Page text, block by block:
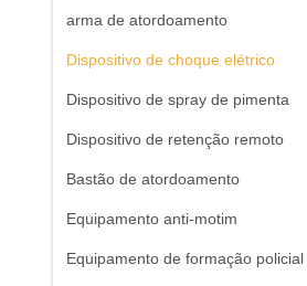
arma de atordoamento
Dispositivo de choque elétrico
Dispositivo de spray de pimenta
Dispositivo de retenção remoto
Bastão de atordoamento
Equipamento anti-motim
Equipamento de formação policial